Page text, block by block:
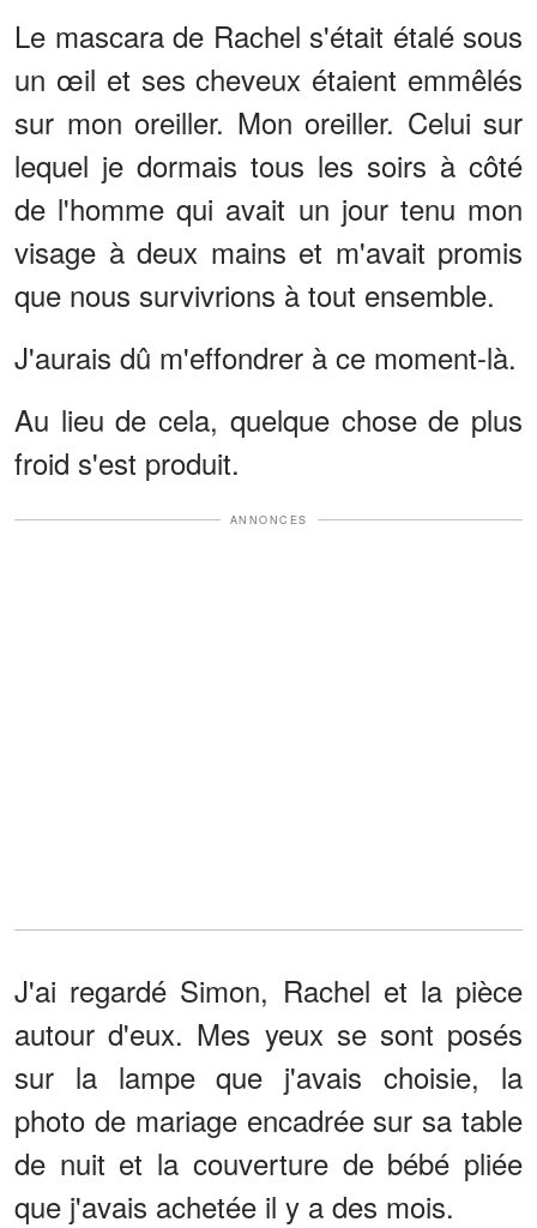
Le mascara de Rachel s'était étalé sous
un œil et ses cheveux étaient emmêlés
sur mon oreiller. Mon oreiller. Celui sur
lequel je dormais tous les soirs à côté
de l'homme qui avait un jour tenu mon
visage à deux mains et m'avait promis
que nous survivrions à tout ensemble.
J'aurais dû m'effondrer à ce moment-là.
Au lieu de cela, quelque chose de plus
froid s'est produit.
ANNONCES
J'ai regardé Simon, Rachel et la pièce
autour d'eux. Mes yeux se sont posés
sur la lampe que j'avais choisie, la
photo de mariage encadrée sur sa table
de nuit et la couverture de bébé pliée
que j'avais achetée il y a des mois.